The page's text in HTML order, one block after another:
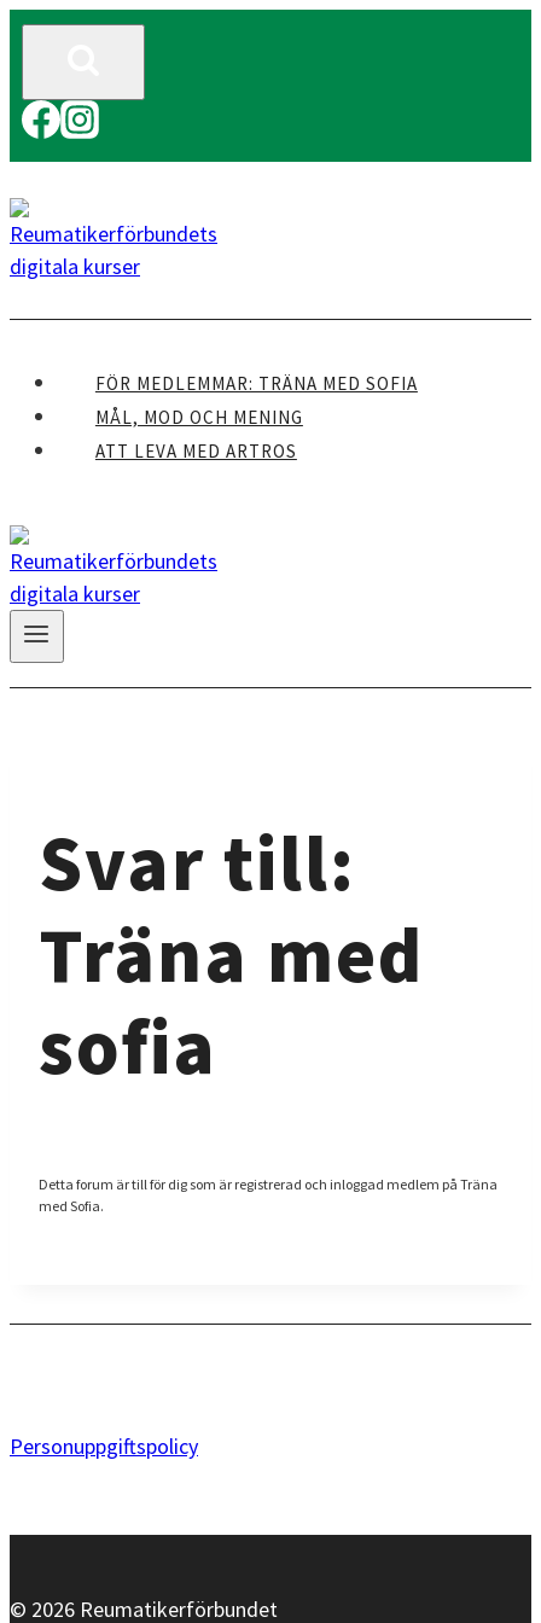
Skip
FÖR MEDLEMMAR: TRÄNA MED SOFIA
MÅL, MOD OCH MENING
ATT LEVA MED ARTROS
Svar till:
Träna med
sofia
Detta forum är till för dig som är registrerad och inloggad medlem på Träna
med Sofia.
Personuppgiftspolicy
© 2026 Reumatikerförbundet